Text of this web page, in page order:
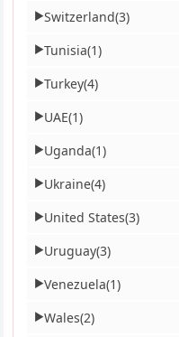
▶Switzerland(3)
▶Tunisia(1)
▶Turkey(4)
▶UAE(1)
▶Uganda(1)
▶Ukraine(4)
▶United States(3)
▶Uruguay(3)
▶Venezuela(1)
▶Wales(2)